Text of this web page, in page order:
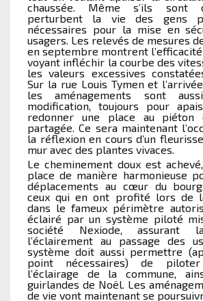
chaussée. Même s’ils sont
perturbent la vie des gens
nécessaires pour la mise en
usagers. Les relevés de mesures
en septembre montrent
voyant infléchir la courbe des
les valeurs excessives
Sur la rue Louis Tymen et
les aménagements sont
modification, toujours pour
redonner une place au piéton
partagée. Ce sera maintenant
la réflexion en cours d’un
mur avec des plantes vivaces.
Le cheminement doux est
place de manière harmonieuse
déplacements au cœur du
ceux qui en ont profité lors de
dans le fameux périmètre
éclairé par un système piloté
société Nexiode, assurant
l’éclairement au passage des
système doit aussi permettre
point nécessaires) de
l’éclairage de la commune,
guirlandes de Noël. Les
de vie vont maintenant se